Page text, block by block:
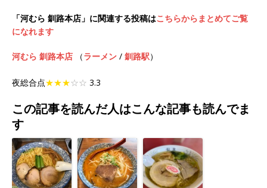
「河むら 釧路本店」に関連する投稿はこちらからまとめてご覧
になれます
河むら 釧路本店 （ラーメン / 釧路駅）
夜総合点★★★☆☆ 3.3
この記事を読んだ人はこんな記事も読んでま
す